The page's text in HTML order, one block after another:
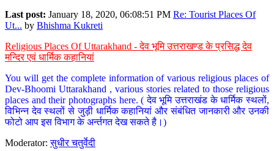
Last post: January 18, 2020, 06:08:51 PM Re: Tourist Places Of
Ut... by Bhishma Kukreti
Religious Places Of Uttarakhand - देव भूमि उत्तराखण्ड के प्रसिद्ध देव
मन्दिर एवं धार्मिक कहानियां
You will get the complete information of various religious places of
Dev-Bhoomi Uttarakhand , various stories related to those religious
places and their photographs here. ( देव भूमि उत्तराखंड के धार्मिक स्थलों,
विभिन्न देव स्थलों से जुड़ी धार्मिक कहानियां और संबंधित जानकारी और उनकी
फोटो आप इस विभाग के अर्न्तगत देख सकते है।)
Moderator:सुधीर चतुर्वेदी